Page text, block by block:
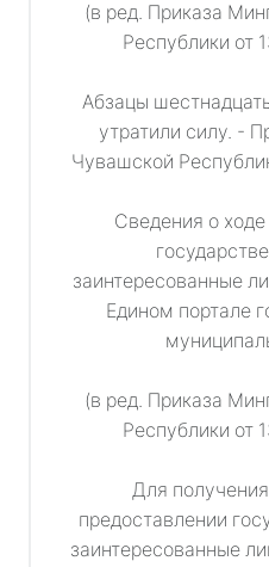
(в ред. Приказа
Республики от
Абзацы
утратили силу. -
Чувашской
Сведения о
заинтересованные
Едином портале
(в ред. Приказа
Республики от
Для
предоставлении
заинтересованные